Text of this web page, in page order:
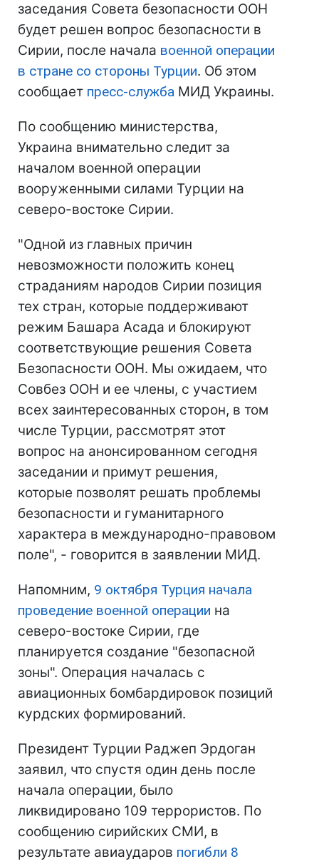
заседания Совета безопасности ООН
будет решен вопрос безопасности в
Сирии, после начала военной операции
в стране со стороны Турции. Об этом
сообщает пресс-служба МИД Украины.
По сообщению министерства,
Украина внимательно следит за
началом военной операции
вооруженными силами Турции на
северо-востоке Сирии.
"Одной из главных причин
невозможности положить конец
страданиям народов Сирии позиция
тех стран, которые поддерживают
режим Башара Асада и блокируют
соответствующие решения Совета
Безопасности ООН. Мы ожидаем, что
Совбез ООН и ее члены, с участием
всех заинтересованных сторон, в том
числе Турции, рассмотрят этот
вопрос на анонсированном сегодня
заседании и примут решения,
которые позволят решать проблемы
безопасности и гуманитарного
характера в международно-правовом
поле", - говорится в заявлении МИД.
Напомним, 9 октября Турция начала
проведение военной операции на
северо-востоке Сирии, где
планируется создание "безопасной
зоны". Операция началась с
авиационных бомбардировок позиций
курдских формирований.
Президент Турции Раджеп Эрдоган
заявил, что спустя один день после
начала операции, было
ликвидировано 109 террористов. По
сообщению сирийских СМИ, в
результате авиаударов погибли 8